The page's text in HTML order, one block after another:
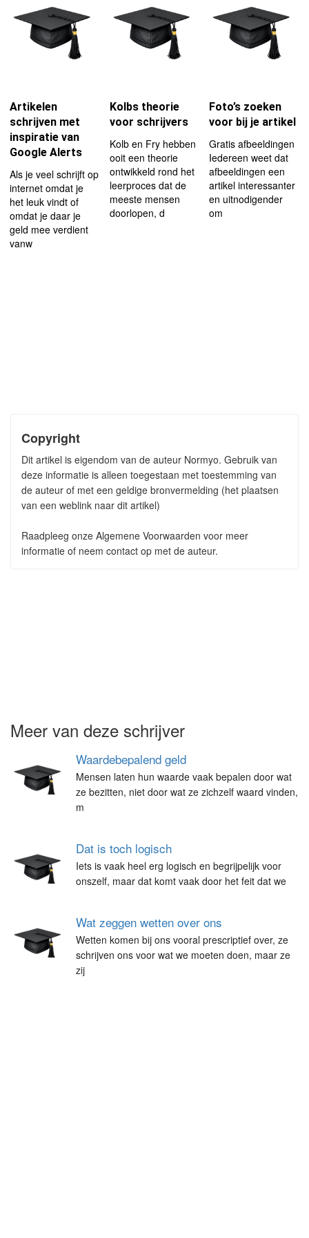
Artikelen
schrijven met
inspiratie van
Google Alerts
Als je veel schrijft op
internet omdat je
het leuk vindt of
omdat je daar je
geld mee verdient
vanw
Kolbs theorie
voor schrijvers
Kolb en Fry hebben
ooit een theorie
ontwikkeld rond het
leerproces dat de
meeste mensen
doorlopen, d
Foto’s zoeken
voor bij je artikel
Gratis afbeeldingen
Iedereen weet dat
afbeeldingen een
artikel interessanter
en uitnodigender
om
Copyright
Dit artikel is eigendom van de auteur Normyo. Gebruik van
deze informatie is alleen toegestaan met toestemming van
de auteur of met een geldige bronvermelding (het plaatsen
van een weblink naar dit artikel)
Raadpleeg onze Algemene Voorwaarden voor meer
informatie of neem contact op met de auteur.
Meer van deze schrijver
Waardebepalend geld
Mensen laten hun waarde vaak bepalen door wat
ze bezitten, niet door wat ze zichzelf waard vinden,
m
Dat is toch logisch
Iets is vaak heel erg logisch en begrijpelijk voor
onszelf, maar dat komt vaak door het feit dat we
Wat zeggen wetten over ons
Wetten komen bij ons vooral prescriptief over, ze
schrijven ons voor wat we moeten doen, maar ze
zij